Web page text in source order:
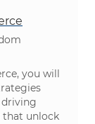
you will
driving
that unlock